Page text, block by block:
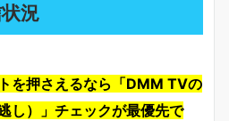
況
を押さえるなら「DMM TVの
し）」チェックが最優先で